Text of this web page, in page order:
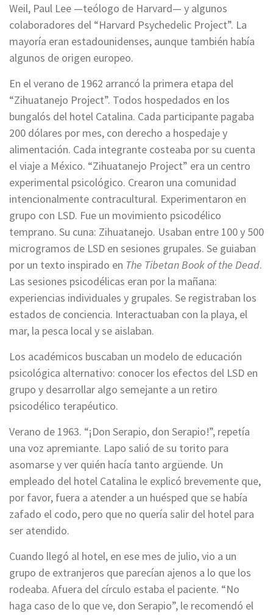
Weil, Paul Lee —teólogo de Harvard— y algunos
colaboradores del “Harvard Psychedelic Project”. La
mayoría eran estadounidenses, aunque también había
algunos de origen europeo.
En el verano de 1962 arrancó la primera etapa del
“Zihuatanejo Project”. Todos hospedados en los
bungalós del hotel Catalina. Cada participante pagaba
200 dólares por mes, con derecho a hospedaje y
alimentación. Cada integrante costeaba por su cuenta
el viaje a México. “Zihuatanejo Project” era un centro
experimental psicológico. Crearon una comunidad
intencionalmente contracultural. Experimentaron en
grupo con LSD. Fue un movimiento psicodélico
temprano. Su cuna: Zihuatanejo. Usaban entre 100 y 500
microgramos de LSD en sesiones grupales. Se guiaban
por un texto inspirado en The Tibetan Book of the Dead.
Las sesiones psicodélicas eran por la mañana:
experiencias individuales y grupales. Se registraban los
estados de conciencia. Interactuaban con la playa, el
mar, la pesca local y se aislaban.
Los académicos buscaban un modelo de educación
psicológica alternativo: conocer los efectos del LSD en
grupo y desarrollar algo semejante a un retiro
psicodélico terapéutico.
Verano de 1963. “¡Don Serapio, don Serapio!”, repetía
una voz apremiante. Lapo salió de su torito para
asomarse y ver quién hacía tanto argüende. Un
empleado del hotel Catalina le explicó brevemente que,
por favor, fuera a atender a un huésped que se había
zafado el codo, pero que no quería salir del hotel para
ser atendido.
Cuando llegó al hotel, en ese mes de julio, vio a un
grupo de extranjeros que parecían ajenos a lo que los
rodeaba. Afuera del círculo estaba el paciente. “No
haga caso de lo que ve, don Serapio”, le recomendó el